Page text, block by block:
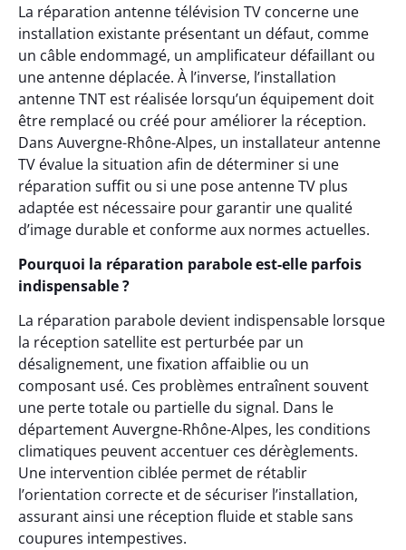
La réparation antenne télévision TV concerne une
installation existante présentant un défaut, comme
un câble endommagé, un amplificateur défaillant ou
une antenne déplacée. À l’inverse, l’installation
antenne TNT est réalisée lorsqu’un équipement doit
être remplacé ou créé pour améliorer la réception.
Dans Auvergne-Rhône-Alpes, un installateur antenne
TV évalue la situation afin de déterminer si une
réparation suffit ou si une pose antenne TV plus
adaptée est nécessaire pour garantir une qualité
d’image durable et conforme aux normes actuelles.
Pourquoi la réparation parabole est-elle parfois
indispensable ?
La réparation parabole devient indispensable lorsque
la réception satellite est perturbée par un
désalignement, une fixation affaiblie ou un
composant usé. Ces problèmes entraînent souvent
une perte totale ou partielle du signal. Dans le
département Auvergne-Rhône-Alpes, les conditions
climatiques peuvent accentuer ces dérèglements.
Une intervention ciblée permet de rétablir
l’orientation correcte et de sécuriser l’installation,
assurant ainsi une réception fluide et stable sans
coupures intempestives.